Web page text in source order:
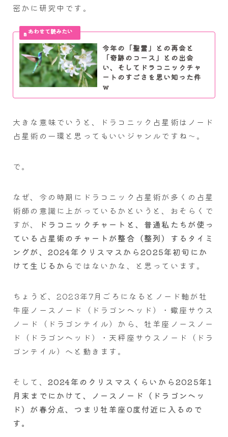
密かに研究中です。
今年の「聖霊」との再会と
「奇跡のコース」との出会
い、そしてドラコニックチャ
ートのすごさを思い知った件
ｗ
大きな意味でいうと、ドラコニック占星術はノード
占星術の一環と思ってもいいジャンルですね～。
で。
なぜ、今の時期にドラコニック占星術が多くの占星
術師の意識に上がっているかというと、おそらくで
すが、
ドラコニックチャートと、普通私たちが使っ
ている占星術のチャートが整合（整列）するタイミ
ングが、2024年クリスマスから2025年初旬にか
けて生じるから ではないかな、と思っています。
ちょうど、2023年7月ごろになるとノード軸が牡
牛座ノースノード（ドラゴンヘッド）・蠍座サウス
ノード（ドラゴンテイル）から、牡羊座ノースノー
ド（ドラゴンヘッド）・天秤座サウスノード（ドラ
ゴンテイル）へと動きます。
そして、 2024年のクリスマスくらいから2025年1
月末までにかけて、ノースノード（ドラゴンヘッ
ド）が春分点、つまり牡羊座0度付近に入るので
す。